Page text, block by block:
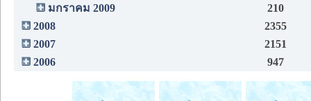
มกราคม 2009
210
2008
2355
2007
2151
2006
947